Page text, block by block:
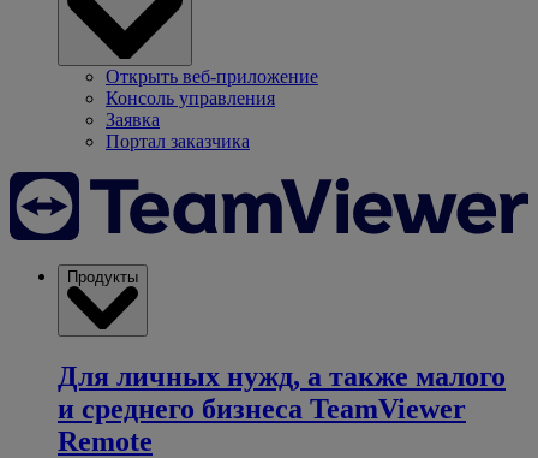
Открыть веб-приложение
Консоль управления
Заявка
Портал заказчика
Продукты
Для личных нужд, а также малого
и среднего бизнеса TeamViewer
Remote